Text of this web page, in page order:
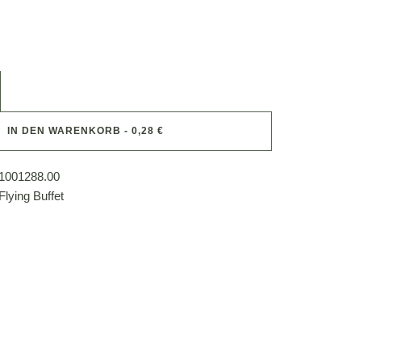
IN DEN WARENKORB - 0,28 €
1001288.00
Flying Buffet